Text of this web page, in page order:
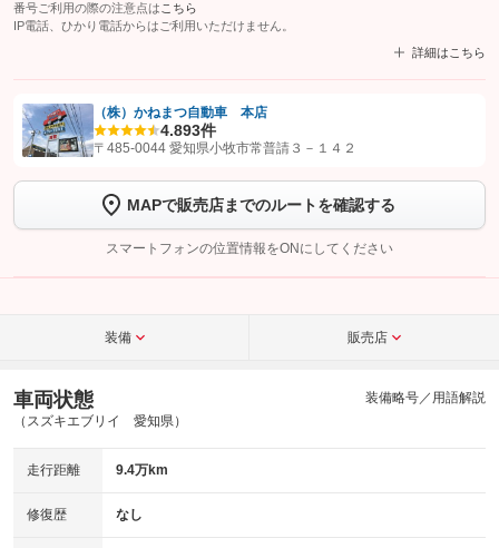
番号ご利用の際の注意点は こちら
IP電話、ひかり電話からはご利用いただけません。
詳細はこちら
【STEP1】認証画面でグーネットを友だち追加してから「許可する」ボタンを押
トーク画面で
ボタンをタップして問い合わせを
完了してください。
こちら
（株）かねまつ自動車 本店
4.893件
〒485-0044 愛知県小牧市常普請３－１４２
MAPで販売店までのルートを確認する
スマートフォンの位置情報をONにしてください
装備 販売店
車両状態
（スズキエブリイ 愛知県）
装備略号／用語解説
走行距離 9.4万km
修復歴 なし